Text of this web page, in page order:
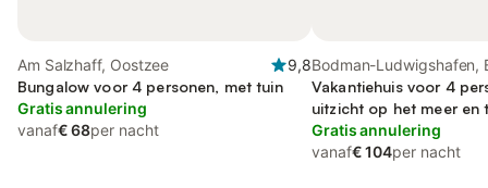
Am Salzhaff, Oostzee
9,8
Bungalow voor 4 personen, met tuin
Gratis annulering
vanaf€ 68per nacht
Bodman-Ludwigshafen,
Württemberg
Vakantiehuis voor 4
uitzicht op het meer en
Gratis annulering
vanaf€ 104per nacht